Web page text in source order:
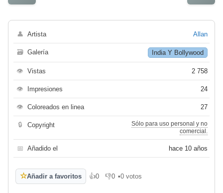
👤 Artista Allan
🗃 Galería India Y Bollywood
👁 Vistas 2 758
👁 Impresiones 24
👁 Coloreados en linea 27
🔒 Copyright
Sólo para uso personal y no
comercial.
📅 Añadido el hace 10 años
☆Añadir a favoritos 👍0
Me gusta
👎0
No me gusta
•0 votos